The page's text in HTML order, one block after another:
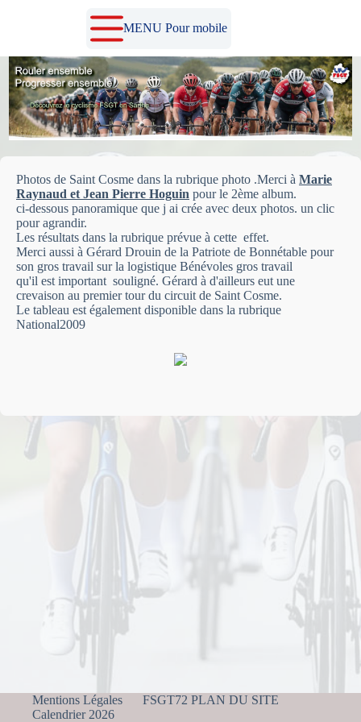
MENU Pour mobile
Photos de Saint Cosme dans la rubrique photo .Merci à Marie
Raynaud et Jean Pierre Hoguin pour le 2ème album.
ci-dessous panoramique que j ai crée avec deux photos. un clic
pour agrandir.
Les résultats dans la rubrique prévue à cette effet.
Merci aussi à Gérard Drouin de la Patriote de Bonnétable pour
son gros travail sur la logistique Bénévoles gros travail
qu'il est important souligné. Gérard à d'ailleurs eut une
crevaison au premier tour du circuit de Saint Cosme.
Le tableau est également disponible dans la rubrique
National2009
Mentions Légales
FSGT72 PLAN DU SITE
Calendrier 2026